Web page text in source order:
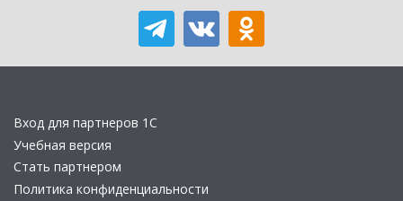
Вход для партнеров 1С
Учебная версия
Стать партнером
Политика конфиденциальности